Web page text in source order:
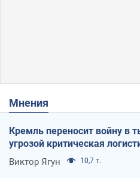
Мнения
Кремль переносит войну в
угрозой критическая
Виктор Ягун 10,7 т.